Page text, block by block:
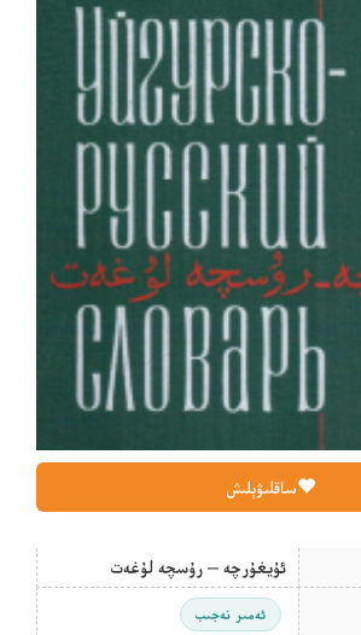
ساقلىۋېلىش
ئۇيغۇرچە – رۇسچە لۇغەت
ئەمىر نەجىب